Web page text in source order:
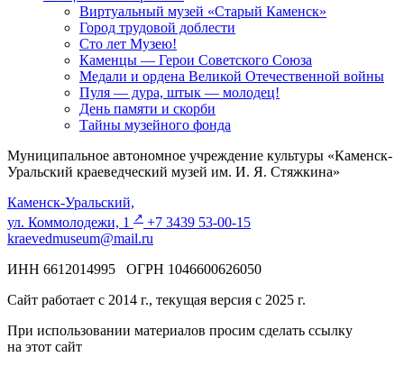
Виртуальный музей «Старый Каменск»
Город трудовой доблести
Сто лет Музею!
Каменцы — Герои Советского Союза
Медали и ордена Великой Отечественной войны
Пуля — дура, штык — молодец!
День памяти и скорби
Тайны музейного фонда
Муниципальное автономное учреждение культуры «Каменск-
Уральский краеведческий музей им. И. Я. Стяжкина»
Каменск-Уральский,
ул. Коммолодежи, 1 ↗️ +7 3439 53-00-15
kraevedmuseum@mail.ru
ИНН 6612014995 ОГРН 1046600626050
Сайт работает с 2014 г., текущая версия с 2025 г.
При использовании материалов просим сделать ссылку
на этот сайт